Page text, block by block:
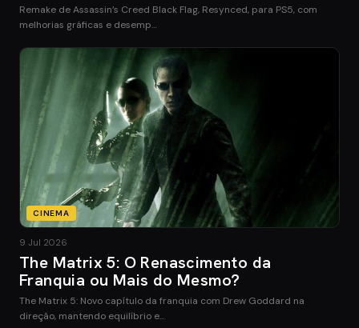
Remake de Assassin’s Creed Black Flag, Resynced, para PS5, com
melhorias gráficas e desemp…
CINEMA
9 Jul 2026
The Matrix 5: O Renascimento da
Franquia ou Mais do Mesmo?
The Matrix 5: Novo capítulo da franquia com Drew Goddard na
direção, mantendo equilíbrio e…